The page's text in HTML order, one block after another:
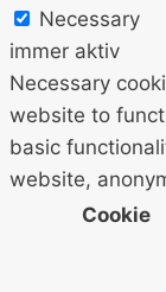
Necessary
immer aktiv
Necessary
website to
basic
website,
Cookie